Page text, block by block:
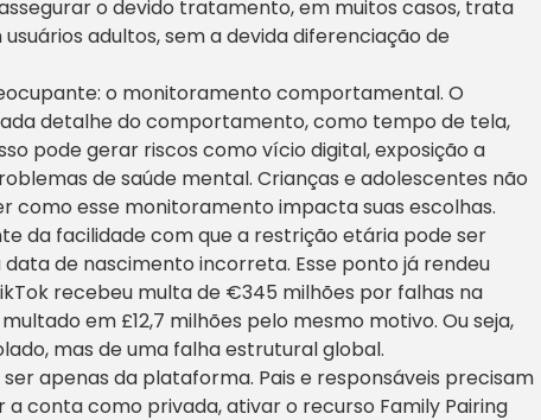
o devido tratamento, em muitos casos, trata
adultos, sem a devida diferenciação de
o monitoramento comportamental. O
detalhe do comportamento, como tempo de tela,
pode gerar riscos como vício digital, exposição a
de saúde mental. Crianças e adolescentes não
esse monitoramento impacta suas escolhas.
da facilidade com que a restrição etária pode ser
de nascimento incorreta. Esse ponto já rendeu
recebeu multa de €345 milhões por falhas na
em £12,7 milhões pelo mesmo motivo. Ou seja,
mas de uma falha estrutural global.
apenas da plataforma. Pais e responsáveis precisam
conta como privada, ativar o recurso Family Pairing